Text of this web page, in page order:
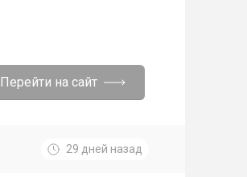
Перейти на сайт
29 дней назад